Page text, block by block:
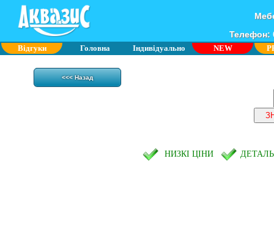
Телефон:
Відгуки Головна Індивідуально NEW
<<< Назад
НИЗКІ ЦІНИ